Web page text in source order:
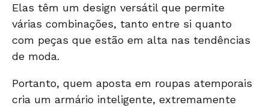
Elas têm um design versátil que permite
várias combinações, tanto entre si quanto
com peças que estão em alta nas tendências
de moda.
Portanto, quem aposta em roupas atemporais
cria um armário inteligente, extremamente